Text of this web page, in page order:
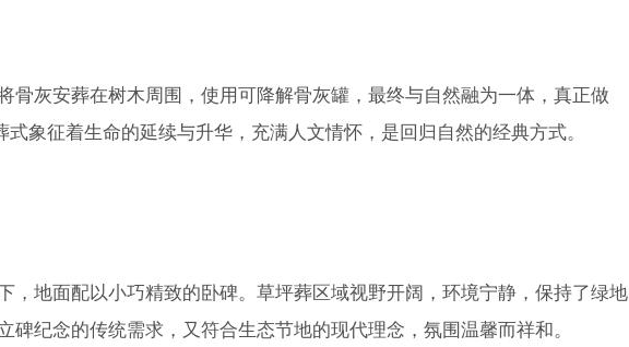
骨灰安葬在树木周围，使用可降解骨灰罐，最终与自然融为一体，真正做
式象征着生命的延续与升华，充满人文情怀，是回归自然的经典方式。
，地面配以小巧精致的卧碑。草坪葬区域视野开阔，环境宁静，保持了绿地
碑纪念的传统需求，又符合生态节地的现代理念，氛围温馨而祥和。